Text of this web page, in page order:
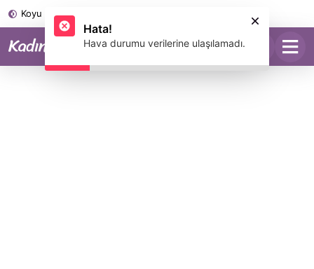
Koyu Mod
Hata!
Hava durumu verilerine ulaşılamadı.